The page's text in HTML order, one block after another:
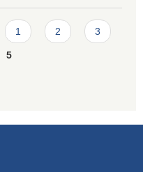
1 2 3
5